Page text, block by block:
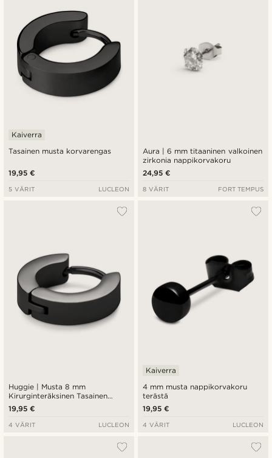
Tasainen musta korvarengas
Kaiverra
19,95 €
5 VÄRIT LUCLEON
Aura | 6 mm titaaninen valkoinen
zirkonia nappikorvakoru
24,95 €
8 VÄRIT FORT TEMPUS
Huggie | Musta 8 mm
Kirurginteräksinen Tasainen
Korvarengas
19,95 €
4 VÄRIT LUCLEON
4 mm musta nappikorvakoru
terästä
Kaiverra
19,95 €
4 VÄRIT LUCLEON